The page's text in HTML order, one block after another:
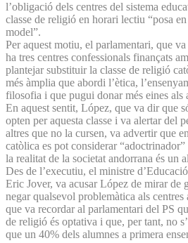
l’obligació dels centres del sistema
classe de religió en horari lectiu “posa
model”.
Per aquest motiu, el parlamentari, que
ha tres centres confessionals finançats
plantejar substituir la classe de religió
més àmplia que abordi l’ètica,
filosofia i que pugui donar més eines als
En aquest sentit, López, que va dir que
opten per aquesta classe i va alertar del
altres que no la cursen, va advertir que
catòlica es pot considerar
la realitat de la societat andorrana és un
Des de l’executiu, el ministre
Eric Jover, va acusar López de mirar de
negar qualsevol problemàtica als centres
que va recordar al parlamentari del PS
de religió és optativa i que, per tant, no
que un 40% dels alumnes a primera